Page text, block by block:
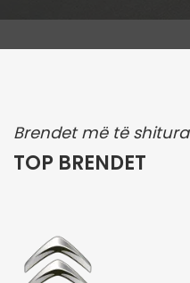
Brendet më të shitura
TOP BRENDET